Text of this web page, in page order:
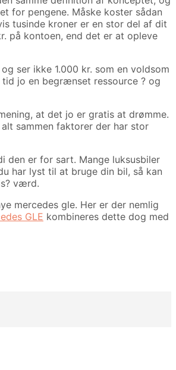
for pengene. Måske koster sådan
tusinde kroner er en stor del af dit
på kontoen, end det er at opleve
ser ikke 1.000 kr. som en voldsom
jo en begrænset ressource ? og
at det jo er gratis at drømme.
sammen faktorer der har stor
den er for sart. Mange luksusbiler
har lyst til at bruge din bil, så kan
værd.
mercedes gle. Her er der nemlig
GLE kombineres dette dog med